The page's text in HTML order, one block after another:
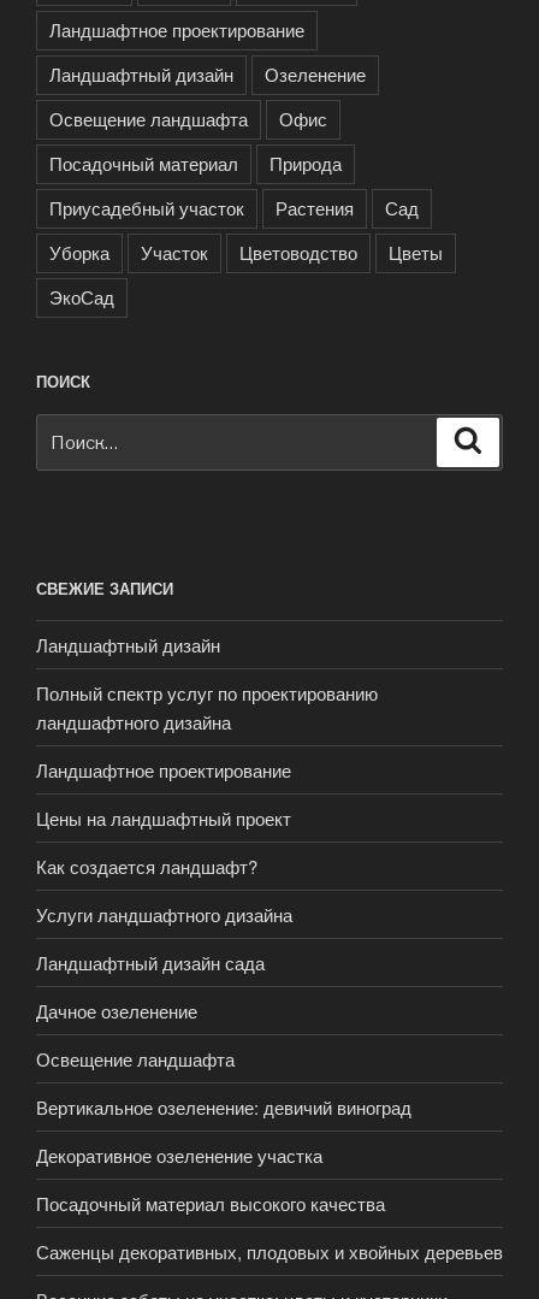
Ландшафтное проектирование
Ландшафтный дизайн
Озеленение
Освещение ландшафта
Офис
Посадочный материал
Природа
Приусадебный участок
Растения
Сад
Уборка
Участок Цветоводство
Цветы
ЭкоСад
ПОИСК
СВЕЖИЕ ЗАПИСИ
Ландшафтный дизайн
Полный спектр услуг по проектированию
ландшафтного дизайна
Ландшафтное проектирование
Цены на ландшафтный проект
Как создается ландшафт?
Услуги ландшафтного дизайна
Ландшафтный дизайн сада
Дачное озеленение
Освещение ландшафта
Вертикальное озеленение: девичий виноград
Декоративное озеленение участка
Посадочный материал высокого качества
Саженцы декоративных, плодовых и хвойных деревьев